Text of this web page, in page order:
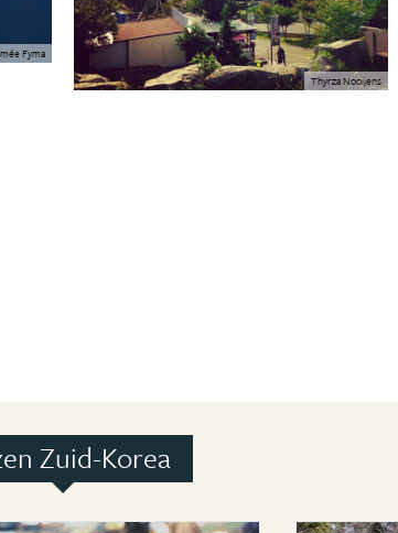
Fyma
Thyrza Nooijens
Zuid-Korea